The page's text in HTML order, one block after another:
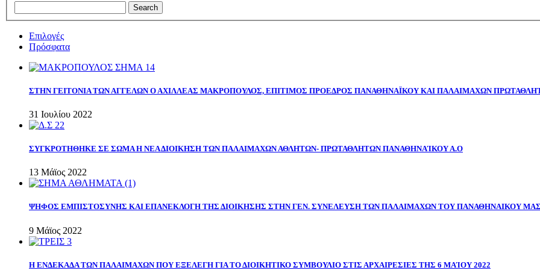
Επιλογές
Πρόσφατα
ΣΤΗΝ ΓΕΙΤΟΝΙΑ ΤΩΝ ΑΓΓΕΛΩΝ Ο ΑΧΙΛΛΕΑΣ ΜΑΚΡΟΠΟΥΛΟΣ, ΕΠΙΤΙΜΟΣ ΠΡΟΕΔΡΟΣ ΠΑΝΑΘΗΝΑΪΚΟΥ ΚΑΙ ΠΑΛΑΙΜΑΧΩΝ
31 Ιουλίου 2022
ΣΥΓΚΡΟΤΗΘΗΚΕ ΣΕ ΣΩΜΑ Η ΝΕΑ ΔΙΟΙΚΗΣΗ ΤΩΝ ΠΑΛΑΙΜΑΧΩΝ ΑΘΛΗΤΩΝ- ΠΡΩΤΑΘΛΗΤΩΝ ΠΑΝΑΘΗΝΑΊΚΟΥ Α.Ο
13 Μάϊος 2022
ΨΗΦΟΣ ΕΜΠΙΣΤΟΣΥΝΗΣ ΚΑΙ ΕΠΑΝΕΚΛΟΓΗ ΤΗΣ ΔΙΟΙΚΗΣΗΣ ΣΤΗΝ ΓΕΝ. ΣΥΝΕΛΕΥΣΗ ΤΩΝ ΠΑΛΑΙΜΑΧΩΝ ΤΟΥ ΠΑΝΑΘΗΝΑΙΚΟΥ ΜΑΣ
9 Μάϊος 2022
Η ΕΝΔΕΚΑΔΑ ΤΩΝ ΠΑΛΑΙΜΑΧΩΝ ΠΟΥ ΕΞΕΛΕΓΗ ΓΙΑ ΤΟ ΔΙΟΙΚΗΤΙΚΟ ΣΥΜΒΟΥΛΙΟ ΣΤΙΣ ΑΡΧΑΙΡΕΣΙΕΣ ΤΗΣ 6 ΜΑΊΟΥ 2022